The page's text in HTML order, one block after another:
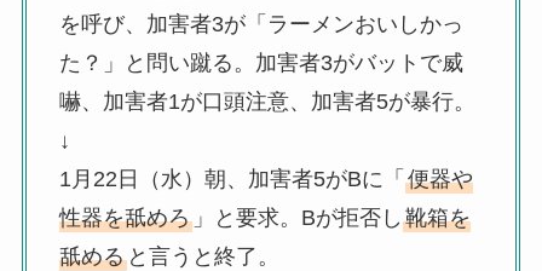
を呼び、加害者3が「ラーメンおいしかっ
た？」と問い蹴る。加害者3がバットで威
嚇、加害者1が口頭注意、加害者5が暴行。
↓
1月22日（水）朝、加害者5がBに「 便器や
性器を舐めろ」と要求。Bが拒否し 靴箱を
舐めると言うと終了。